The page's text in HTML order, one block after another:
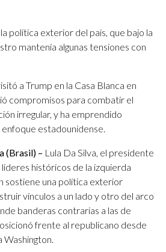
política exterior del país, que bajo la
mantenía algunas tensiones con
a Trump en la Casa Blanca en
compromisos para combatir el
irregular, y ha emprendido
estadounidense.
(Brasil) – Lula Da Silva, el presidente
históricos de la izquierda
sostiene una política exterior
vínculos a un lado y otro del arco
banderas contrarias a las de
frente al republicano desde
Washington.